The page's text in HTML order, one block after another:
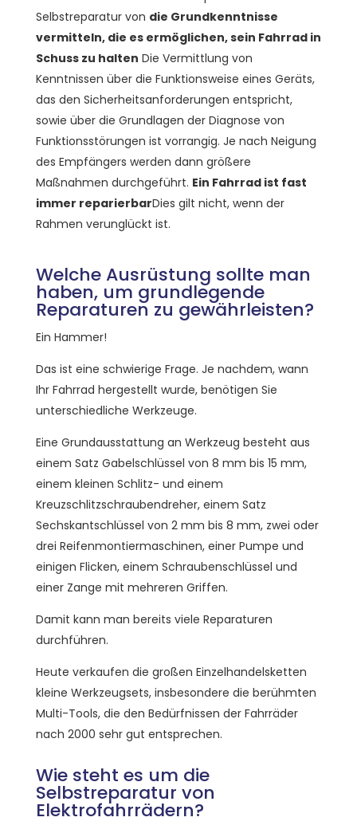
Selbstreparatur von die Grundkenntnisse
vermitteln, die es ermöglichen, sein Fahrrad in
Schuss zu halten Die Vermittlung von
Kenntnissen über die Funktionsweise eines Geräts,
das den Sicherheitsanforderungen entspricht,
sowie über die Grundlagen der Diagnose von
Funktionsstörungen ist vorrangig. Je nach Neigung
des Empfängers werden dann größere
Maßnahmen durchgeführt. Ein Fahrrad ist fast
immer reparierbarDies gilt nicht, wenn der
Rahmen verunglückt ist.
Welche Ausrüstung sollte man
haben, um grundlegende
Reparaturen zu gewährleisten?
Ein Hammer!
Das ist eine schwierige Frage. Je nachdem, wann
Ihr Fahrrad hergestellt wurde, benötigen Sie
unterschiedliche Werkzeuge.
Eine Grundausstattung an Werkzeug besteht aus
einem Satz Gabelschlüssel von 8 mm bis 15 mm,
einem kleinen Schlitz- und einem
Kreuzschlitzschraubendreher, einem Satz
Sechskantschlüssel von 2 mm bis 8 mm, zwei oder
drei Reifenmontiermaschinen, einer Pumpe und
einigen Flicken, einem Schraubenschlüssel und
einer Zange mit mehreren Griffen.
Damit kann man bereits viele Reparaturen
durchführen.
Heute verkaufen die großen Einzelhandelsketten
kleine Werkzeugsets, insbesondere die berühmten
Multi-Tools, die den Bedürfnissen der Fahrräder
nach 2000 sehr gut entsprechen.
Wie steht es um die
Selbstreparatur von
Elektrofahrrädern?